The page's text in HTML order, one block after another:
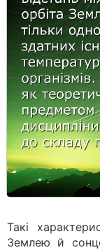
Такі
Землею й